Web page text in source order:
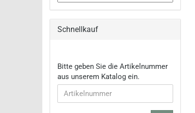
Schnellkauf
BITTE
GEBEN
SIE
DIE
Bitte geben Sie die Artikelnummer
aus unserem Katalog ein.